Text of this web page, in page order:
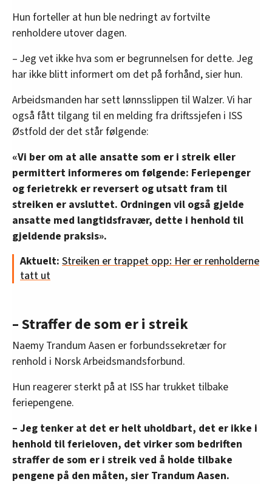
Hun forteller at hun ble nedringt av fortvilte
renholdere utover dagen.
– Jeg vet ikke hva som er begrunnelsen for dette. Jeg
har ikke blitt informert om det på forhånd, sier hun.
Arbeidsmanden har sett lønnsslippen til Walzer. Vi har
også fått tilgang til en melding fra driftssjefen i ISS
Østfold der det står følgende:
«Vi ber om at alle ansatte som er i streik eller
permittert informeres om følgende: Feriepenger
og ferietrekk er reversert og utsatt fram til
streiken er avsluttet. Ordningen vil også gjelde
ansatte med langtidsfravær, dette i henhold til
gjeldende praksis».
Aktuelt: Streiken er trappet opp: Her er renholderne
tatt ut
– Straffer de som er i streik
Naemy Trandum Aasen er forbundssekretær for
renhold i Norsk Arbeidsmandsforbund.
Hun reagerer sterkt på at ISS har trukket tilbake
feriepengene.
– Jeg tenker at det er helt uholdbart, det er ikke i
henhold til ferieloven, det virker som bedriften
straffer de som er i streik ved å holde tilbake
pengene på den måten, sier Trandum Aasen.